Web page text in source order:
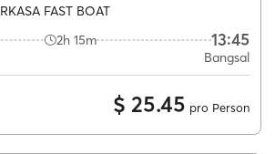
FAST BOAT
2h 15m 13:45
Bangsal
$ 25.45 pro Person